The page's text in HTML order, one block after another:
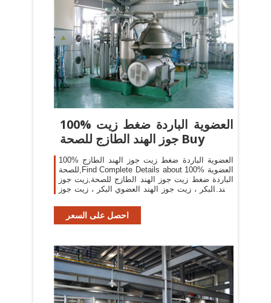
100% العضوية الباردة ضغط زيت
جوز الهند الطازج للصحة Buy
100% العضوية الباردة ضغط زيت جوز الهند الطازج
للصحة,Find Complete Details about 100% العضوية
الباردة ضغط زيت جوز الهند الطازج للصحة,زيت جوز
الهند البكر ، زيت جوز الهند العضوي البكر ، زيت جوز
احصل على السعر